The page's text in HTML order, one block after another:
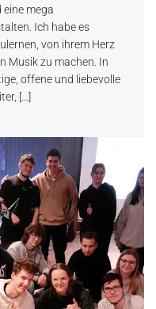
eine mega
Ich habe es
von ihrem Herz
Musik zu machen. In
offene und liebevolle
[…]